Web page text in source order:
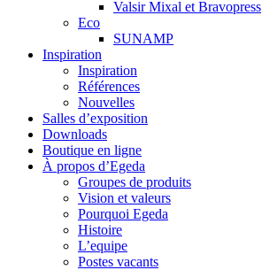
Valsir Mixal et Bravopress
Eco
SUNAMP
Inspiration
Inspiration
Références
Nouvelles
Salles d’exposition
Downloads
Boutique en ligne
À propos d’Egeda
Groupes de produits
Vision et valeurs
Pourquoi Egeda
Histoire
L’equipe
Postes vacants